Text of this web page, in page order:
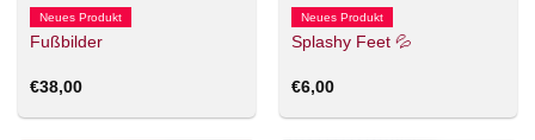
Neues Produkt
Fußbilder
€38,00
Neues Produkt
Splashy Feet 💦
€6,00